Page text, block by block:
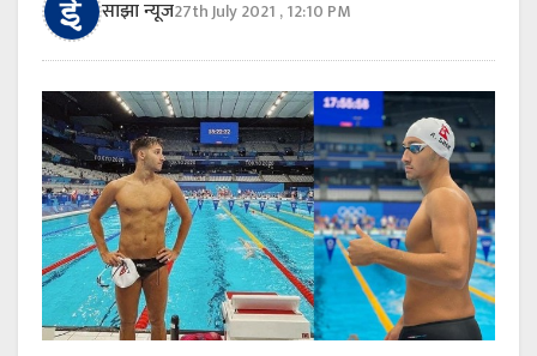
साझा न्यूज27th July 2021 , 12:10 PM